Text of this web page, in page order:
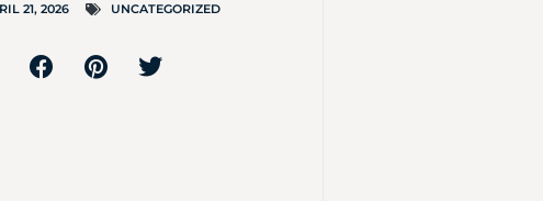
21, 2026 UNCATEGORIZED